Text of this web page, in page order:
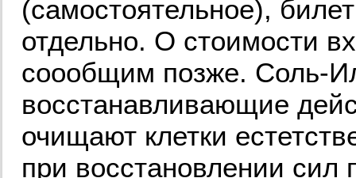
(самостоятельное),
отдельно. О стоимости
соообщим позже. Соль-
восстанавливающие
очищают клетки
при восстановлении сил